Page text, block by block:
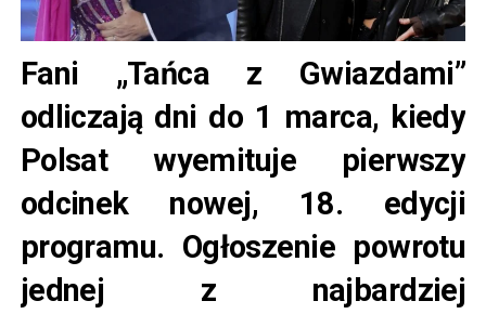
Fani „Tańca z Gwiazdami”
odliczają dni do 1 marca, kiedy
Polsat wyemituje pierwszy
odcinek nowej, 18. edycji
programu. Ogłoszenie powrotu
jednej z najbardziej